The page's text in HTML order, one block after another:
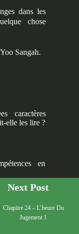
dans les
chose
Sangah.
caractères
elle les lire ?
en
en effet.
s’écria
Next Post
Chapitre 24 – L’heure Du
Jugement 1